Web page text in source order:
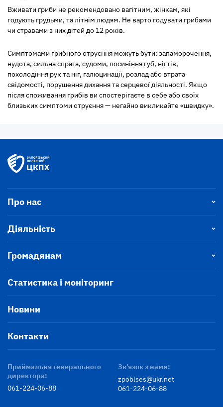
Вживати гриби не рекомендовано вагітним, жінкам, які
годують грудьми, та літнім людям. Не варто годувати грибами
чи стравами з них дітей до 12 років.
Симптомами грибного отруєння можуть бути: запаморочення,
нудота, сильна спрага, судоми, посиніння губ, нігтів,
похолодіння рук та ніг, галюцинації, розлад або втрата
свідомості, порушення дихання та серцевої діяльності. Якщо
після споживання грибів ви спостерігаєте в себе або своїх
близьких симптоми отруєння — негайно викликайте «швидку».
Про нас
Діяльність
Громадянам
Статистика і моніторинг
Новини
Контакти
Приймальня генерального
директора:
061-224-06-88
Зв’язок з нами:
zpoblses@ukr.net
061-224-06-88